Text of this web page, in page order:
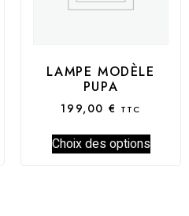
LAMPE MODÈLE
PUPA
199,00 € TTC
Choix des options